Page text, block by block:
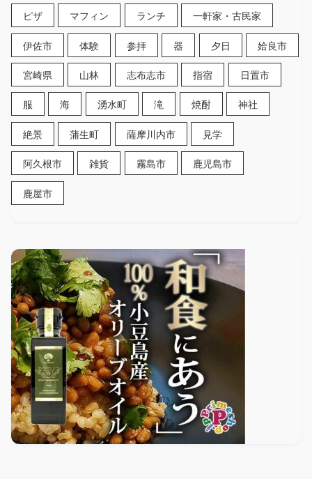
ピザ マフィン ランチ 一軒家・古民家
伊佐市 体験 参拝 器 夕日 姶良市
宮崎県 山林 志布志市 指宿 日置市
服 海 湧水町 滝 焼酎 神社
絶景 蒲生町 薩摩川内市 見学
阿久根市 雑貨 霧島市 鹿児島市
鹿屋市